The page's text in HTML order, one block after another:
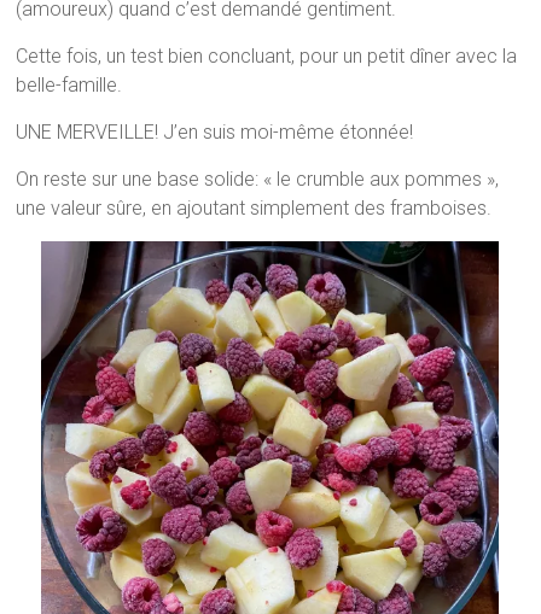
(amoureux) quand c’est demandé gentiment.
Cette fois, un test bien concluant, pour un petit dîner avec la
belle-famille.
UNE MERVEILLE! J’en suis moi-même étonnée!
On reste sur une base solide: « le crumble aux pommes »,
une valeur sûre, en ajoutant simplement des framboises.